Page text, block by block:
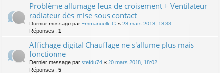
Problème allumage feux de croisement + Ventilateur
radiateur dès mise sous contact
Dernier message par Emmanuelle G « 28 mars 2018, 18:33
Réponses : 1
Affichage digital Chauffage ne s'allume plus mais
fonctionne
Dernier message par stefdu74 « 20 mars 2018, 18:02
Réponses : 5